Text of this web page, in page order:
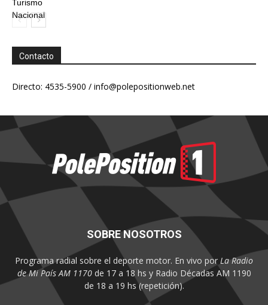
Turismo
Nacional
Contacto
Directo: 4535-5900 / info@polepositionweb.net
SOBRE NOSOTROS
Programa radial sobre el deporte motor. En vivo por La Radio
de Mi País AM 1170de 17 a 18 hs y Radio Décadas AM 1190
de 18 a 19 hs (repetición).